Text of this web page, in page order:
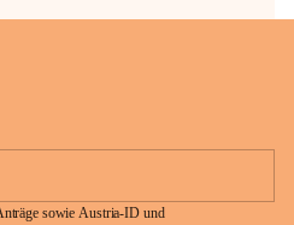
sowie Austria-ID und